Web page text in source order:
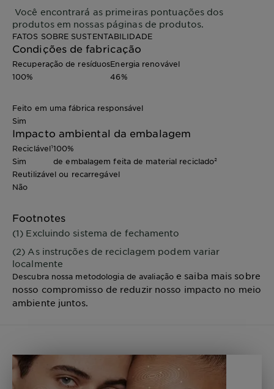
Você encontrará as primeiras pontuações dos
produtos em nossas páginas de produtos.
FATOS SOBRE SUSTENTABILIDADE
Condições de fabricação
Recuperação de resíduos
100%
Energia renovável
46%
Feito em uma fábrica responsável
Sim
Impacto ambiental da embalagem
Reciclável¹
Sim
100%
de embalagem feita de material reciclado²
Reutilizável ou recarregável
Não
Footnotes
(1) Excluindo sistema de fechamento
(2) As instruções de reciclagem podem variar
localmente
Descubra nossa metodologia de avaliaçãoe saiba mais sobre
nosso compromisso de reduzir nosso impacto no meio
ambiente juntos.